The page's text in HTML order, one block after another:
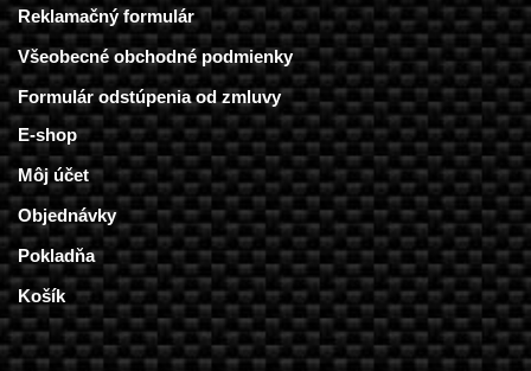
Reklamačný formulár
Všeobecné obchodné podmienky
Formulár odstúpenia od zmluvy
E-shop
Môj účet
Objednávky
Pokladňa
Košík